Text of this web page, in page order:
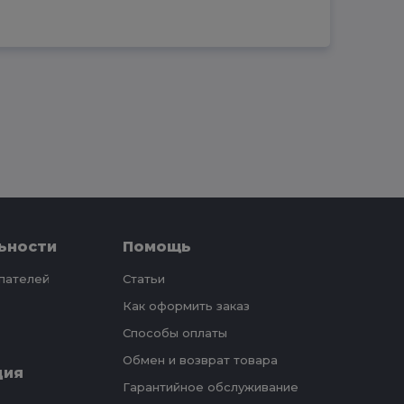
Помощь
Статьи
Как оформить заказ
Способы оплаты
Обмен и возврат товара
Гарантийное обслуживание